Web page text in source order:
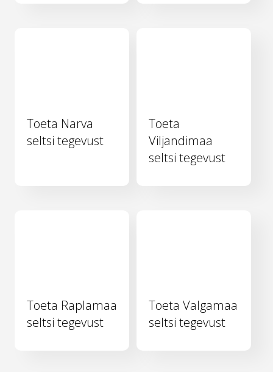
Toeta Narva
seltsi tegevust
Toeta
Viljandimaa
seltsi tegevust
Toeta Raplamaa
seltsi tegevust
Toeta Valgamaa
seltsi tegevust